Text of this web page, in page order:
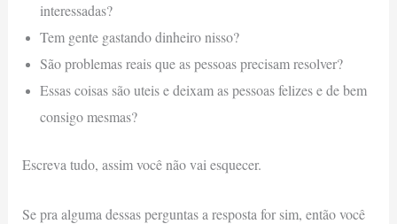
interessadas?
Tem gente gastando dinheiro nisso?
São problemas reais que as pessoas precisam resolver?
Essas coisas são uteis e deixam as pessoas felizes e de bem
consigo mesmas?
Escreva tudo, assim você não vai esquecer.
Se pra alguma dessas perguntas a resposta for sim, então você